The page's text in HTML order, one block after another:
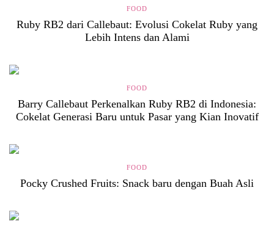
FOOD
Ruby RB2 dari Callebaut: Evolusi Cokelat Ruby yang
Lebih Intens dan Alami
FOOD
Barry Callebaut Perkenalkan Ruby RB2 di Indonesia:
Cokelat Generasi Baru untuk Pasar yang Kian Inovatif
FOOD
Pocky Crushed Fruits: Snack baru dengan Buah Asli